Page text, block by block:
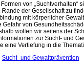
von „Suchtverhalten“
Rande der Gesellschaft zu
mit körperlicher
Gefahr von
wollen wir seitens der
zur Sucht- und
eine Vertiefung in die
Sucht- und Gewaltprävention